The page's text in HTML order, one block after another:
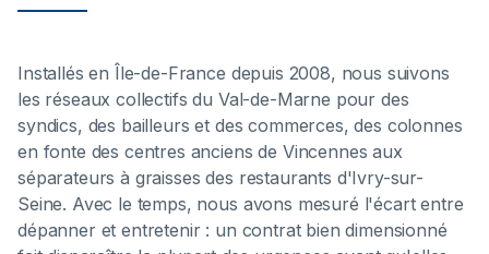
Installés en Île-de-France depuis 2008, nous suivons
les réseaux collectifs du Val-de-Marne pour des
syndics, des bailleurs et des commerces, des colonnes
en fonte des centres anciens de Vincennes aux
séparateurs à graisses des restaurants d'Ivry-sur-
Seine. Avec le temps, nous avons mesuré l'écart entre
dépanner et entretenir : un contrat bien dimensionné